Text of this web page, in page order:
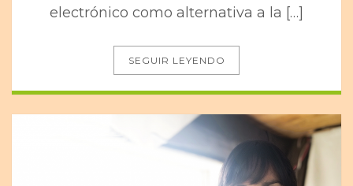
electrónico como alternativa a la […]
SEGUIR LEYENDO